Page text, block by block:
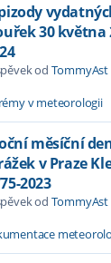
30 května
od TommyAst
v meteorologii
měsíční
v Praze
2023
od TommyAst